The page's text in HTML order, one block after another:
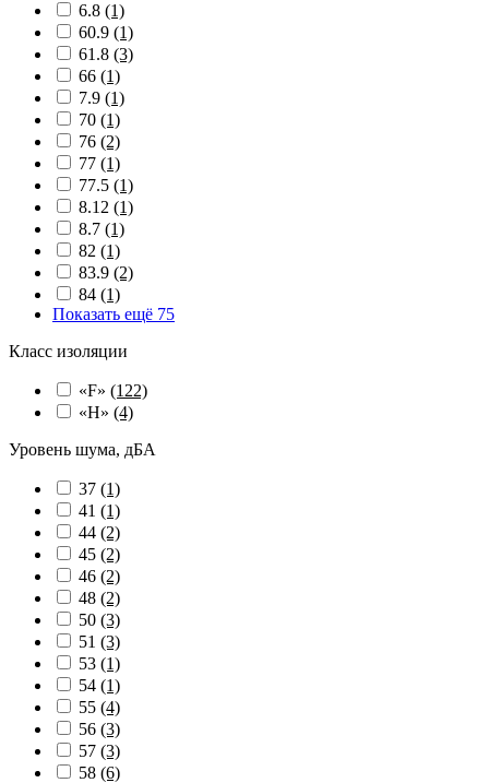
6.8 (1)
60.9 (1)
61.8 (3)
66 (1)
7.9 (1)
70 (1)
76 (2)
77 (1)
77.5 (1)
8.12 (1)
8.7 (1)
82 (1)
83.9 (2)
84 (1)
Показать ещё 75
Класс изоляции
«F» (122)
«H» (4)
Уровень шума, дБА
37 (1)
41 (1)
44 (2)
45 (2)
46 (2)
48 (2)
50 (3)
51 (3)
53 (1)
54 (1)
55 (4)
56 (3)
57 (3)
58 (6)